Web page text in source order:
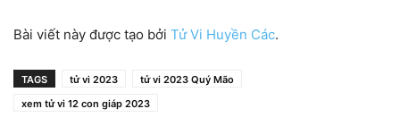
Bài viết này được tạo bởi Tử Vi Huyền Các.
TAGS tử vi 2023
tử vi 2023 Quý Mão
xem tử vi 12 con giáp 2023